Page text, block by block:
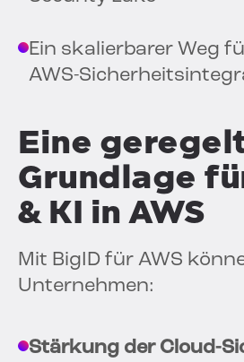
Ein skalierbarer Weg
AWS-
Eine
Grundlage
& KI in AWS
Mit BigID für AWS
Unternehmen:
Stärkung der Cloud-